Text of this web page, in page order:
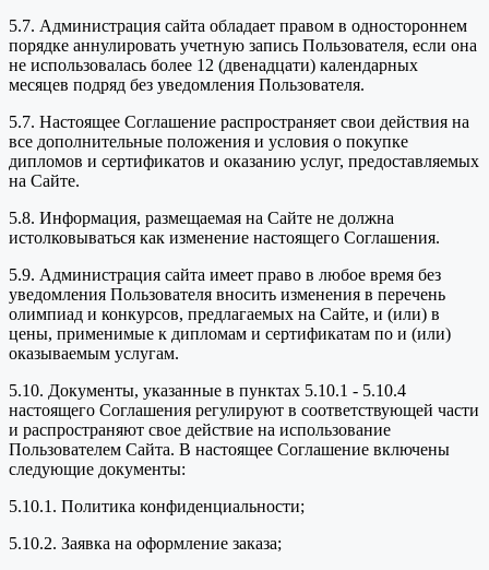
5.7. Администрация сайта обладает правом в одностороннем
порядке аннулировать учетную запись Пользователя, если она
не использовалась более 12 (двенадцати) календарных
месяцев подряд без уведомления Пользователя.
5.7. Настоящее Соглашение распространяет свои действия на
все дополнительные положения и условия о покупке
дипломов и сертификатов и оказанию услуг, предоставляемых
на Сайте.
5.8. Информация, размещаемая на Сайте не должна
истолковываться как изменение настоящего Соглашения.
5.9. Администрация сайта имеет право в любое время без
уведомления Пользователя вносить изменения в перечень
олимпиад и конкурсов, предлагаемых на Сайте, и (или) в
цены, применимые к дипломам и сертификатам по и (или)
оказываемым услугам.
5.10. Документы, указанные в пунктах 5.10.1 - 5.10.4
настоящего Соглашения регулируют в соответствующей части
и распространяют свое действие на использование
Пользователем Сайта. В настоящее Соглашение включены
следующие документы:
5.10.1. Политика конфиденциальности;
5.10.2. Заявка на оформление заказа;